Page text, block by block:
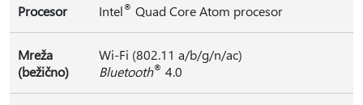
Procesor Intel® Quad Core Atom procesor
Mreža
(bežično)
Wi-Fi (802.11 a/b/g/n/ac)
Bluetooth® 4.0